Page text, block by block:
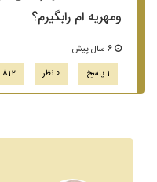
ومهریه ام رابگیرم؟
1 پاسخ
0 نظر 812 بازدید